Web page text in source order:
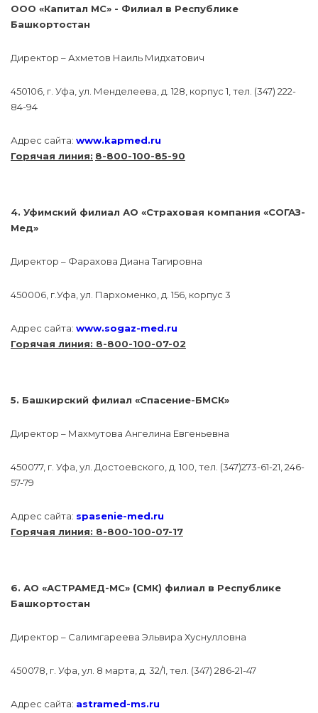
ООО «Капитал МС» - Филиал в Республике
Башкортостан
Директор – Ахметов Наиль Мидхатович
450106, г. Уфа, ул. Менделеева, д. 128, корпус 1, тел. (347) 222-
84-94
Адрес сайта: www.kapmed.ru
Горячая линия: 8-800-100-85-90
4. Уфимский филиал АО «Страховая компания «СОГАЗ-
Мед»
Директор – Фарахова Диана Тагировна
450006, г.Уфа, ул. Пархоменко, д. 156, корпус 3
Адрес сайта: www.sogaz-med.ru
Горячая линия: 8-800-100-07-02
5. Башкирский филиал «Спасение-БМСК»
Директор – Махмутова Ангелина Евгеньевна
450077, г. Уфа, ул. Достоевского, д. 100, тел. (347)273-61-21, 246-
57-79
Адрес сайта: spasenie-med.ru
Горячая линия: 8-800-100-07-17
6. АО «АСТРАМЕД-МС» (СМК) филиал в Республике
Башкортостан
Директор – Салимгареева Эльвира Хуснулловна
450078, г. Уфа, ул. 8 марта, д. 32/1, тел. (347) 286-21-47
Адрес сайта: astramed-ms.ru